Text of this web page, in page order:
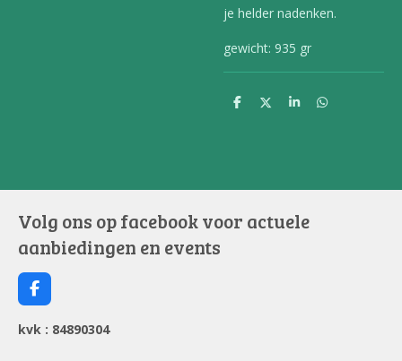
je helder nadenken.
gewicht: 935 gr
D
D
S
D
Volg ons op facebook voor actuele
aanbiedingen en events
F
a
c
e
kvk : 84890304